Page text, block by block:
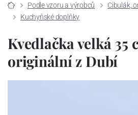
Podle vzoru a výrobců
Cibulák,
Kuchyňské doplňky
Kvedlačka velká 35
originální z Dubí